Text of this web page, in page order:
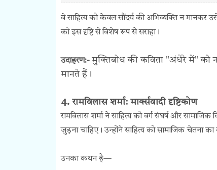
वे साहित्य को केवल सौंदर्य की अभिव्यक्ति न मानकर
को इस दृष्टि से विशेष रूप से सराहा।
उदाहरण:- मुक्तिबोध की कविता "अंधेरे में" को
मानते हैं।
4. रामविलास शर्मा: मार्क्सवादी दृष्टिकोण
रामविलास शर्मा ने साहित्य को वर्ग संघर्ष और
जुड़ना चाहिए। उन्होंने साहित्य को सामाजिक चेतना का
उनका कथन है—